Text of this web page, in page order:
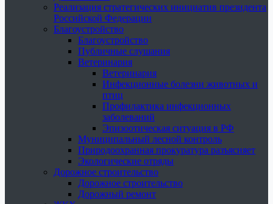
Реализация стратегических инициатив президента
Российской Федерации
Благоустройство
Благоустройство
Публичные слушания
Ветеринария
Ветеринария
Инфекционные болезни животных и
птиц
Профилактика инфекционных
заболеваний
Эпизоотическая ситуация в РФ
Муниципальный лесной контроль
Природоохранная прокуратура разъясняет
Экологические отряды
Дорожное строительство
Дорожное строительство
Дорожный ремонт